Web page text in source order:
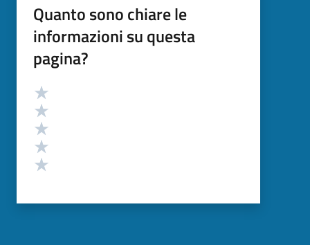
Quanto sono chiare le
informazioni su questa
pagina?
Valutazione